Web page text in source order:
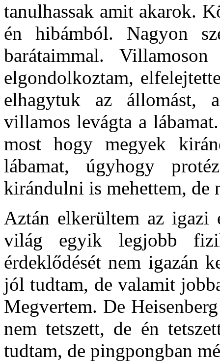
tanulhassak amit akarok.
én hibámból. Nagyon
barátaimmal.
elgondolkoztam,
elhagytuk az állomást,
villamos levágta a
most hogy megyek
lábamat, úgyhogy
kirándulni is mehettem, de
Aztán elkerültem az igazi
világ egyik legjobb
érdeklődését nem igazán
jól tudtam, de valamit
Megvertem. De
nem tetszett, de én
tudtam, de pingpongban